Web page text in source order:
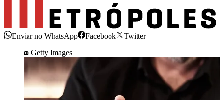
Enviar no WhatsApp Facebook
Twitter
Getty Images